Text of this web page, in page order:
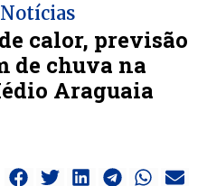
calor, previsão
de chuva na
Araguaia